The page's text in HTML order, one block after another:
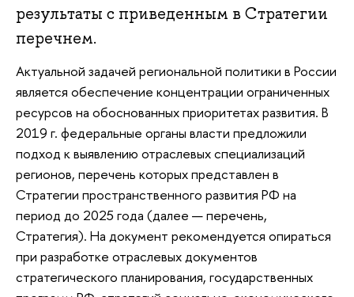
результаты с приведенным в Стратегии
перечнем.
Актуальной задачей региональной политики в России
является обеспечение концентрации ограниченных
ресурсов на обоснованных приоритетах развития. В
2019 г. федеральные органы власти предложили
подход к выявлению отраслевых специализаций
регионов, перечень которых представлен в
Стратегии пространственного развития РФ на
период до 2025 года (далее — перечень,
Стратегия). На документ рекомендуется опираться
при разработке отраслевых документов
стратегического планирования, государственных